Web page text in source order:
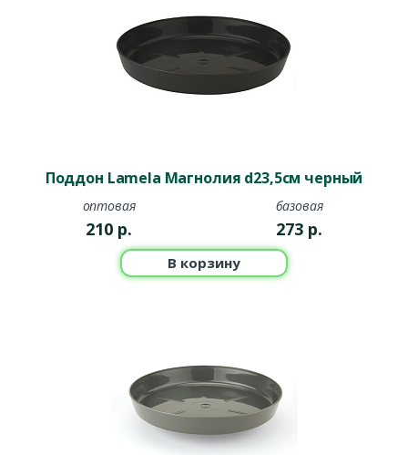
Поддон Lamela Магнолия d23,5см черный
оптовая
210 р.
базовая
273 р.
В корзину